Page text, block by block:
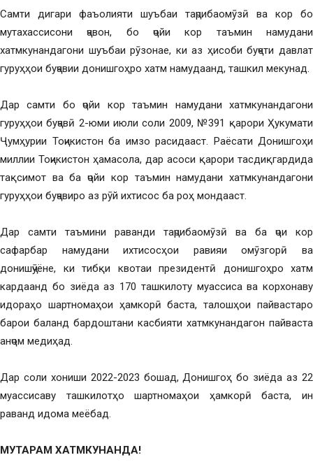
Самти дигари фаъолияти шуъбаи таҷрибаомӯзӣ ва кор бо
мутахассисони ҷавон, бо ҷойи кор таъмин намудани
хатмкунандагони шуъбаи рӯзонае, ки аз ҳисоби буҷети давлат
гуруҳҳои буҷавии донишгоҳро хатм намудаанд, ташкил мекунад.
Дар самти бо ҷойи кор таъмин намудани хатмкунандагони
гуруҳҳои буҷавӣ 2-юми июли соли 2009, №391 қарори Ҳукумати
Ҷумҳурии Тоҷикистон ба имзо расидааст. Раёсати Донишгоҳи
миллии Тоҷикистон ҳамасола, дар асоси қарори тасдиқгардида
тақсимот ва ба ҷойи кор таъмин намудани хатмкунандагони
гуруҳҳои буҷавиро аз рӯй ихтисос ба роҳ мондааст.
Дар самти таъмини раванди таҷрибаомӯзӣ ва ба ҷои кор
сафарбар намудани ихтисосҳои равияи омӯзгорӣ ва
донишҷӯёне, ки тибқи квотаи президентӣ донишгоҳро хатм
кардаанд бо зиёда аз 170 ташкилоту муассиса ва корхонаву
идораҳо шартномаҳои ҳамкорӣ баста, талошҳои пайвастаро
барои баланд бардоштани касбияти хатмкунандагон пайваста
анҷом медиҳад.
Дар соли хониши 2022-2023 бошад, Донишгоҳ бо зиёда аз 22
муассисаву ташкилотҳо шартномаҳои ҳамкорӣ баста, ин
раванд идома меёбад.
МУТАРАМ ХАТМКУНАНДА!